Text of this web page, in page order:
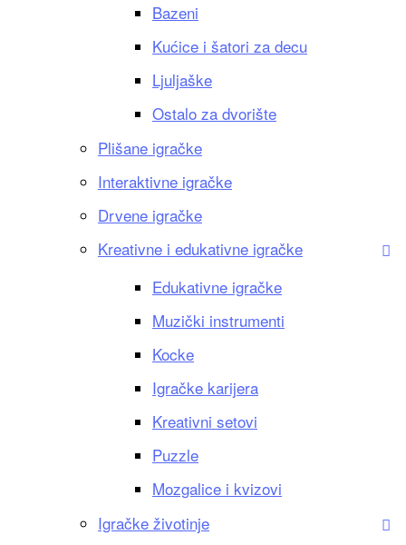
Bazeni
Kućice i šatori za decu
Ljuljaške
Ostalo za dvorište
Plišane igračke
Interaktivne igračke
Drvene igračke
Kreativne i edukativne igračke
Edukativne igračke
Muzički instrumenti
Kocke
Igračke karijera
Kreativni setovi
Puzzle
Mozgalice i kvizovi
Igračke životinje